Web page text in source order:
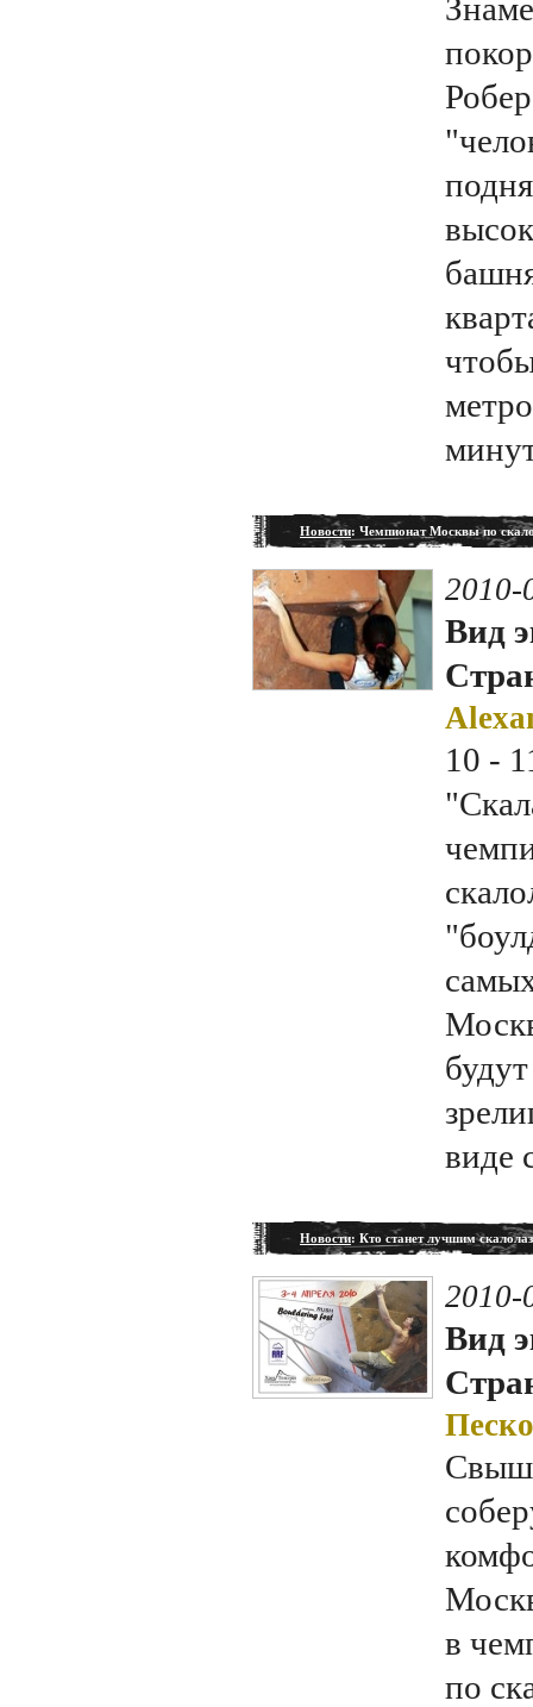
Новости: Чемпионат Москвы по
2010-
Вид
10 -
виде
Новости: Кто станет лучшим
2010-
Вид
в
по